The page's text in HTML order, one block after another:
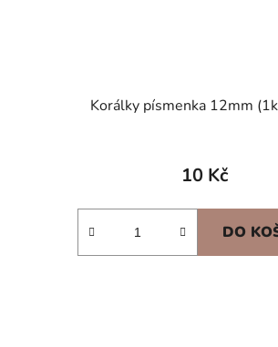
Korálky písmenka 12mm
10 Kč
DO